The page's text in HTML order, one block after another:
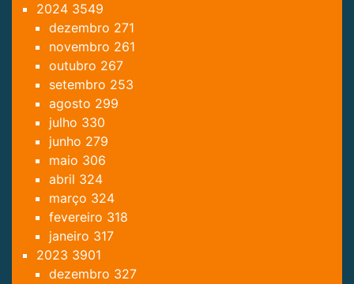
2024 3549
dezembro 271
novembro 261
outubro 267
setembro 253
agosto 299
julho 330
junho 279
maio 306
abril 324
março 324
fevereiro 318
janeiro 317
2023 3901
dezembro 327